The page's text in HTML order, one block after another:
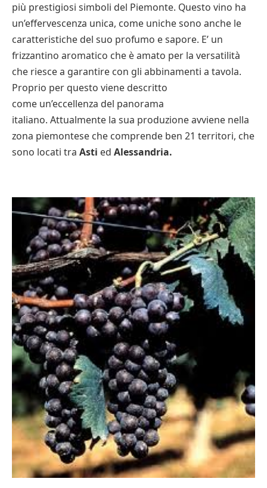
più prestigiosi simboli del Piemonte. Questo vino ha
un’effervescenza unica, come uniche sono anche le
caratteristiche del suo profumo e sapore. E’ un
frizzantino aromatico che è amato per la versatilità
che riesce a garantire con gli abbinamenti a tavola.
Proprio per questo viene descritto
come un’eccellenza del panorama
italiano. Attualmente la sua produzione avviene nella
zona piemontese che comprende ben 21 territori, che
sono locati tra Asti ed Alessandria.